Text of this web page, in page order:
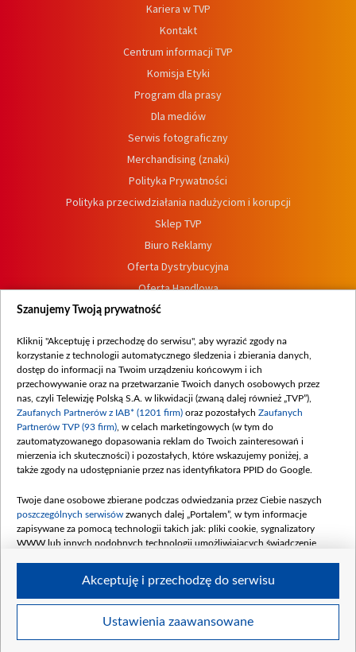
Kariera w TVP
Kontakt
Centrum informacji TVP
Komisja Etyki
Program dla prasy
Dla mediów
Serwis fotograficzny
Merchandising (znaki)
Polityka Prywatności
Polityka przeciwdziałania nadużyciom i korupcji
Sklep TVP
Biuro Reklamy
Oferta Dystrybucyjna
Oferta Handlowa
Dostępność
Procedura zgłoszeń wewnętrznych
© 2026 Telewizja Polska S. A. w likwidacji
Szanujemy Twoją prywatność
Kliknij "Akceptuję i przechodzę do serwisu", aby wyrazić zgody na
korzystanie z technologii automatycznego śledzenia i zbierania danych,
dostęp do informacji na Twoim urządzeniu końcowym i ich
przechowywanie oraz na przetwarzanie Twoich danych osobowych przez
nas, czyli Telewizję Polską S.A. w likwidacji (zwaną dalej również „TVP”),
Zaufanych Partnerów z IAB* (1201 firm) oraz pozostałych Zaufanych
Partnerów TVP (93 firm) , w celach marketingowych (w tym do
zautomatyzowanego dopasowania reklam do Twoich zainteresowań i
mierzenia ich skuteczności) i pozostałych, które wskazujemy poniżej, a
także zgody na udostępnianie przez nas identyfikatora PPID do Google.
Twoje dane osobowe zbierane podczas odwiedzania przez Ciebie naszych
poszczególnych serwisów zwanych dalej „Portalem”, w tym informacje
zapisywane za pomocą technologii takich jak: pliki cookie, sygnalizatory
WWW lub innych podobnych technologii umożliwiających świadczenie
Twoje dane osobowe zbierane podczas odwiedzania przez Ciebie
Ustawienia zaawansowane
Akceptuję i przechodzę do serwisu